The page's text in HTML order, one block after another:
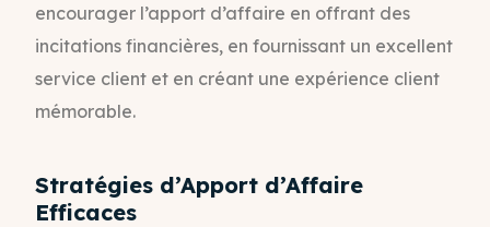
encourager l’apport d’affaire en offrant des
incitations financières, en fournissant un excellent
service client et en créant une expérience client
mémorable.
Stratégies d’Apport d’Affaire
Efficaces